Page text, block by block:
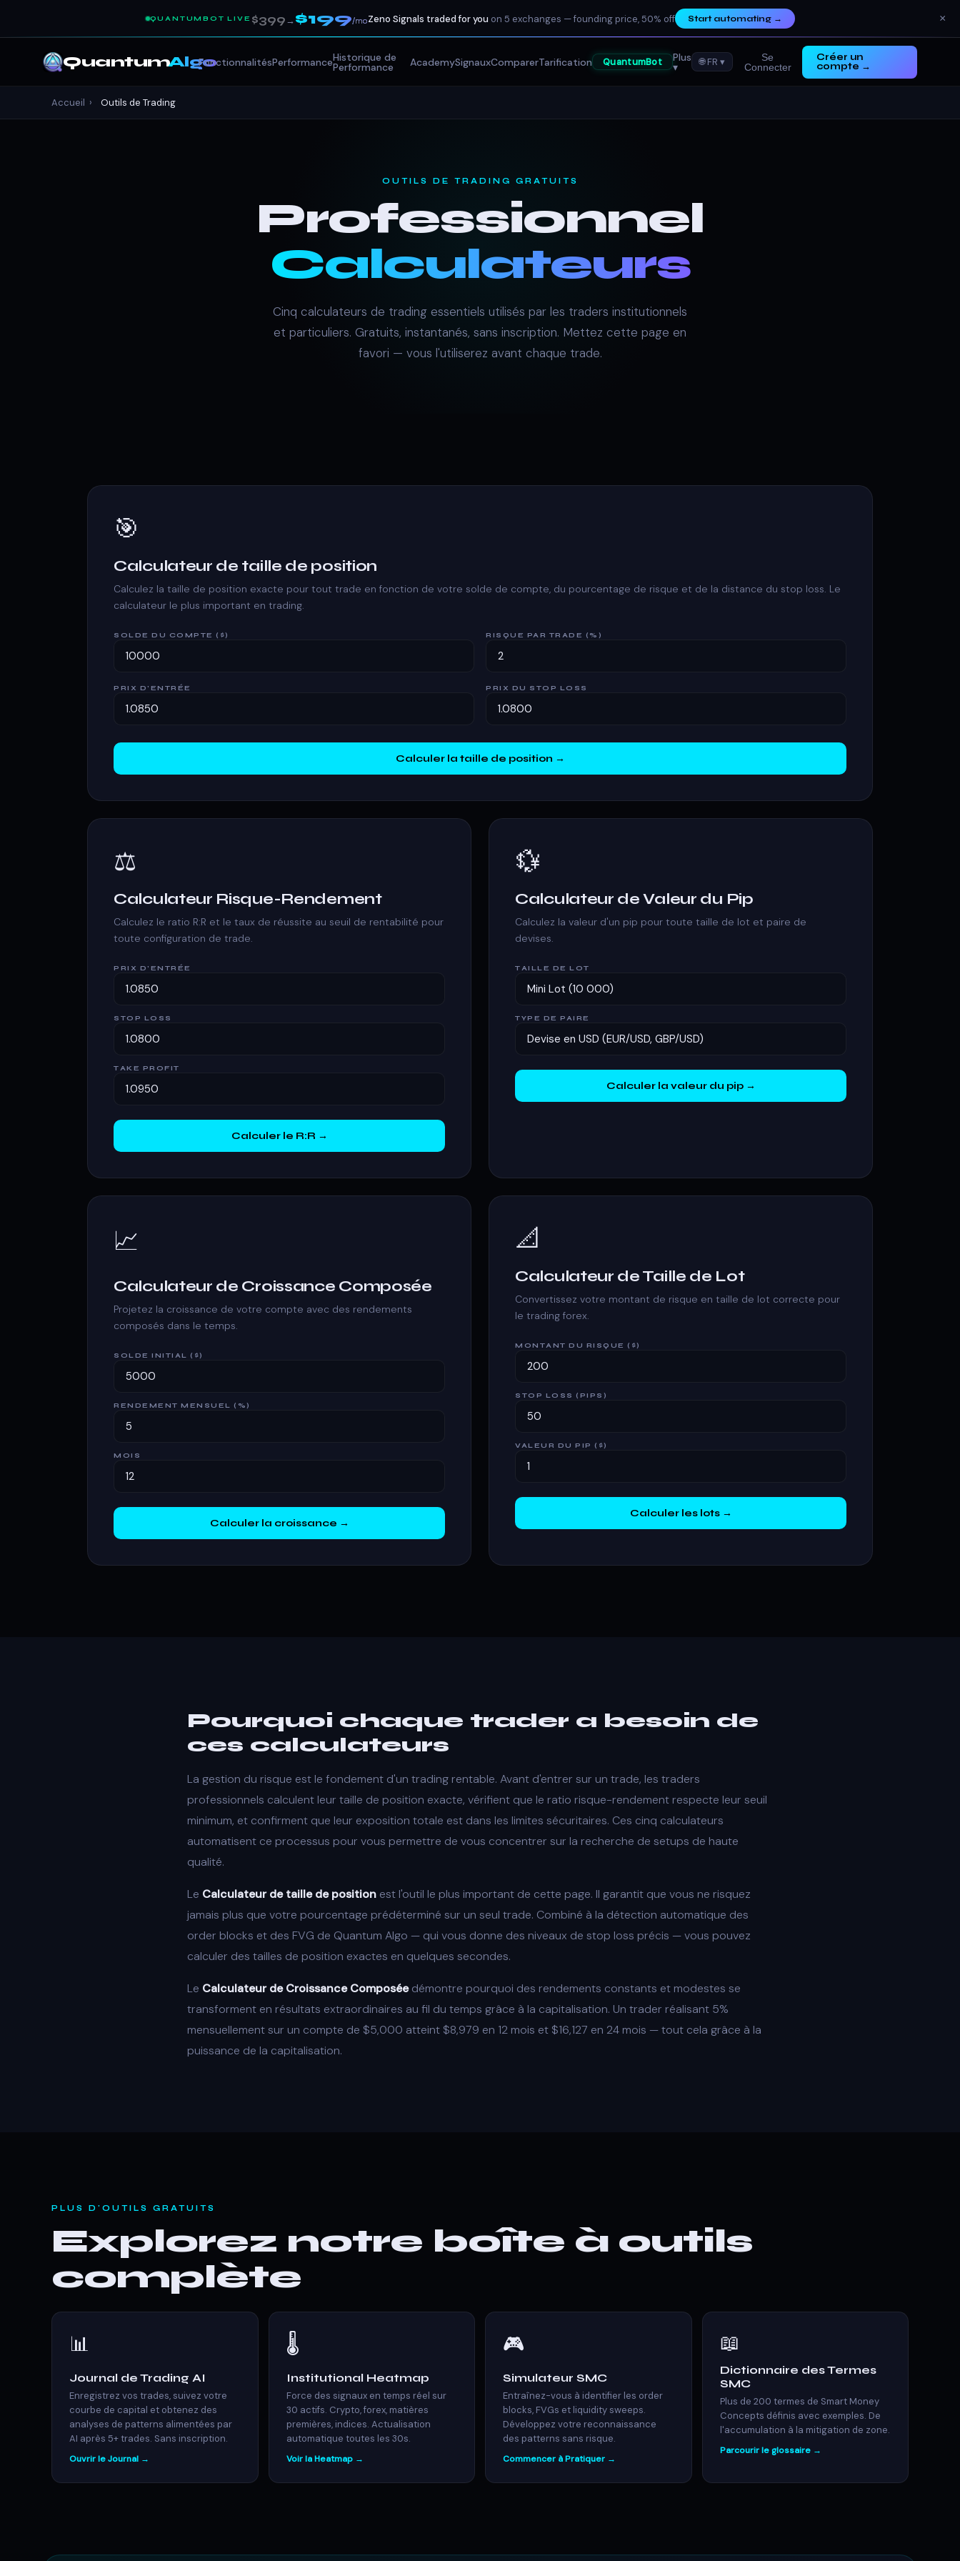
QUANTUMBOT LIVE $399→$199/moZeno Signals traded for you on 5 exchanges — founding price, 50% off Start automating→ ×
QuantumAlgoFonctionnalitésPerformanceHistorique de
Performance AcademySignauxComparerTarification QuantumBot Plus
▾ 🌐 FR ▾
Se
Connecter
Créer un
compte →
Accueil › Outils de Trading
OUTILS DE TRADING GRATUITS
Professionnel
Calculateurs
Cinq calculateurs de trading essentiels utilisés par les traders institutionnels
et particuliers. Gratuits, instantanés, sans inscription. Mettez cette page en
favori — vous l'utiliserez avant chaque trade.
🎯
Calculateur de taille de position
Calculez la taille de position exacte pour tout trade en fonction de votre solde de compte, du pourcentage de risque et de la distance du stop loss. Le
calculateur le plus important en trading.
SOLDE DU COMPTE ($) RISQUE PAR TRADE (%)
PRIX D'ENTRÉE PRIX DU STOP LOSS
Calculer la taille de position →
⚖️
Calculateur Risque-Rendement
Calculez le ratio R:R et le taux de réussite au seuil de rentabilité pour
toute configuration de trade.
PRIX D'ENTRÉE
STOP LOSS
TAKE PROFIT
Calculer le R:R →
💱
Calculateur de Valeur du Pip
Calculez la valeur d'un pip pour toute taille de lot et paire de
devises.
TAILLE DE LOT
TYPE DE PAIRE
Calculer la valeur du pip →
📈
Calculateur de Croissance Composée
Projetez la croissance de votre compte avec des rendements
composés dans le temps.
SOLDE INITIAL ($)
RENDEMENT MENSUEL (%)
MOIS
Calculer la croissance →
📐
Calculateur de Taille de Lot
Convertissez votre montant de risque en taille de lot correcte pour
le trading forex.
MONTANT DU RISQUE ($)
STOP LOSS (PIPS)
VALEUR DU PIP ($)
Calculer les lots →
Pourquoi chaque trader a besoin de
ces calculateurs
La gestion du risque est le fondement d'un trading rentable. Avant d'entrer sur un trade, les traders
professionnels calculent leur taille de position exacte, vérifient que le ratio risque-rendement respecte leur seuil
minimum, et confirment que leur exposition totale est dans les limites sécuritaires. Ces cinq calculateurs
automatisent ce processus pour vous permettre de vous concentrer sur la recherche de setups de haute
qualité.
Le Calculateur de taille de position est l'outil le plus important de cette page. Il garantit que vous ne risquez
jamais plus que votre pourcentage prédéterminé sur un seul trade. Combiné à la détection automatique des
order blocks et des FVG de Quantum Algo — qui vous donne des niveaux de stop loss précis — vous pouvez
calculer des tailles de position exactes en quelques secondes.
Le Calculateur de Croissance Composéedémontre pourquoi des rendements constants et modestes se
transforment en résultats extraordinaires au fil du temps grâce à la capitalisation. Un trader réalisant 5%
mensuellement sur un compte de $5,000 atteint $8,979 en 12 mois et $16,127 en 24 mois — tout cela grâce à la
puissance de la capitalisation.
PLUS D'OUTILS GRATUITS
Explorez notre boîte à outils
complète
📊
Journal de Trading AI
Enregistrez vos trades, suivez votre
courbe de capital et obtenez des
analyses de patterns alimentées par
AI après 5+ trades. Sans inscription.
Ouvrir le Journal →
🌡️
Institutional Heatmap
Force des signaux en temps réel sur
30 actifs. Crypto, forex, matières
premières, indices. Actualisation
automatique toutes les 30s.
Voir la Heatmap →
🎮
Simulateur SMC
Entraînez-vous à identifier les order
blocks, FVGs et liquidity sweeps.
Développez votre reconnaissance
des patterns sans risque.
Commencer à Pratiquer →
📖
Dictionnaire des Termes
SMC
Plus de 200 termes de Smart Money
Concepts définis avec exemples. De
l'accumulation à la mitigation de zone.
Parcourir le glossaire →